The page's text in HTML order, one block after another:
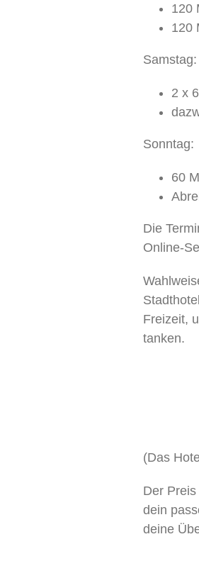
120
120
Samstag:
2 x
Sonntag:
60
Die
Online-
Freizeit,
tanken.
(Das
Der
dein
deine